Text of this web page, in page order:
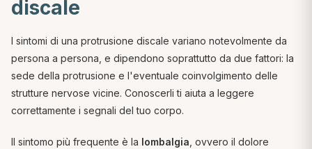
discale
I sintomi di una protrusione discale variano notevolmente da
persona a persona, e dipendono soprattutto da due fattori: la
sede della protrusione e l'eventuale coinvolgimento delle
strutture nervose vicine. Conoscerli ti aiuta a leggere
correttamente i segnali del tuo corpo.
Il sintomo più frequente è la lombalgia , ovvero il dolore